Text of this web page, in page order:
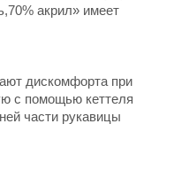
акрил» имеет
дискомфорта при
с помощью кеттеля
части рукавицы